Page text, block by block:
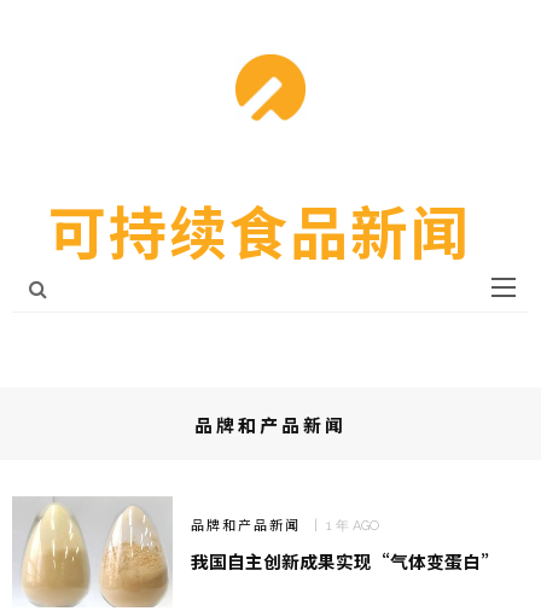
可持续食品新闻
品牌和产品新闻
品牌和产品新闻 1 年 AGO
我国自主创新成果实现“气体变蛋白”